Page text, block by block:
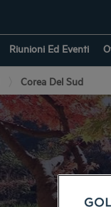
Riunioni Ed Eventi
Corea Del Sud